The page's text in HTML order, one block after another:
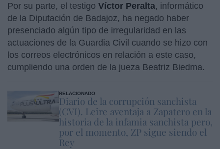
Por su parte, el testigo Víctor Peralta, informático
de la Diputación de Badajoz, ha negado haber
presenciado algún tipo de irregularidad en las
actuaciones de la Guardia Civil cuando se hizo con
los correos electrónicos en relación a este caso,
cumpliendo una orden de la jueza Beatriz Biedma.
RELACIONADO
Diario de la corrupción sanchista
(CVI). Leire aventaja a Zapatero en la
historia de la infamia sanchista pero,
por el momento, ZP sigue siendo el
Rey